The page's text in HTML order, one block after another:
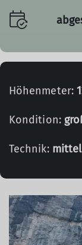
Höhenmeter:
Kondition:
Technik: mittel